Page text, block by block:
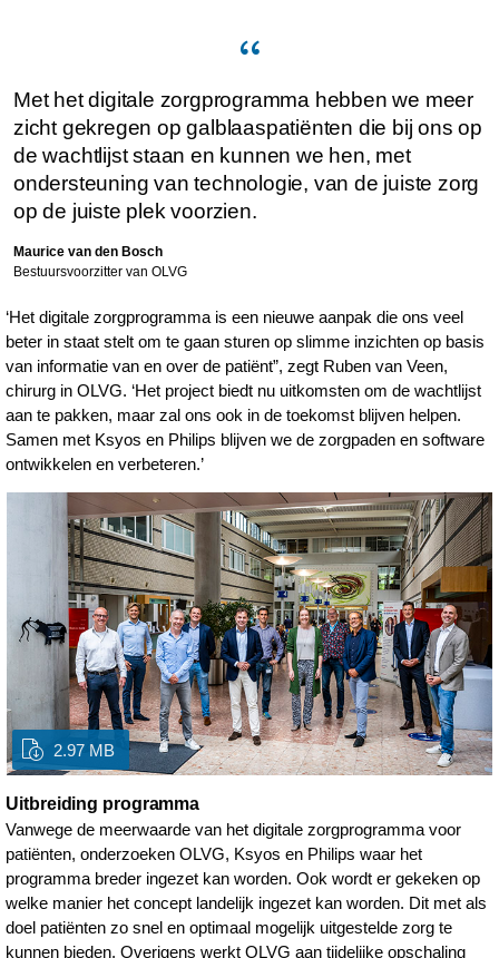
Met het digitale zorgprogramma hebben we meer
zicht gekregen op galblaaspatiënten die bij ons op
de wachtlijst staan en kunnen we hen, met
ondersteuning van technologie, van de juiste zorg
op de juiste plek voorzien.
Maurice van den Bosch
Bestuursvoorzitter van OLVG
‘Het digitale zorgprogramma is een nieuwe aanpak die ons veel
beter in staat stelt om te gaan sturen op slimme inzichten op basis
van informatie van en over de patiënt”, zegt Ruben van Veen,
chirurg in OLVG. ‘Het project biedt nu uitkomsten om de wachtlijst
aan te pakken, maar zal ons ook in de toekomst blijven helpen.
Samen met Ksyos en Philips blijven we de zorgpaden en software
ontwikkelen en verbeteren.’
2.97 MB
Uitbreiding programma
Vanwege de meerwaarde van het digitale zorgprogramma voor
patiënten, onderzoeken OLVG, Ksyos en Philips waar het
programma breder ingezet kan worden. Ook wordt er gekeken op
welke manier het concept landelijk ingezet kan worden. Dit met als
doel patiënten zo snel en optimaal mogelijk uitgestelde zorg te
kunnen bieden. Overigens werkt OLVG aan tijdelijke opschaling